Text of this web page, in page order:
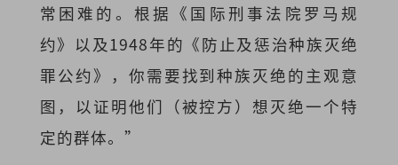
常困难的。根据《国际刑事法院罗马规
约》以及1948年的《防止及惩治种族灭绝
罪公约》，你需要找到种族灭绝的主观意
图，以证明他们（被控方）想灭绝一个特
定的群体。”